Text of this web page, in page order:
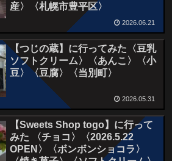
産〉〈札幌市豊平区〉
2026.06.21
【つじの蔵】に行ってみた〈豆乳
ソフトクリーム〉〈あんこ〉〈小
豆〉〈豆腐〉〈当別町〉
2026.05.31
【Sweets Shop togo】に行って
みた 〈チョコ〉〈2026.5.22
OPEN〉〈ボンボンショコラ〉